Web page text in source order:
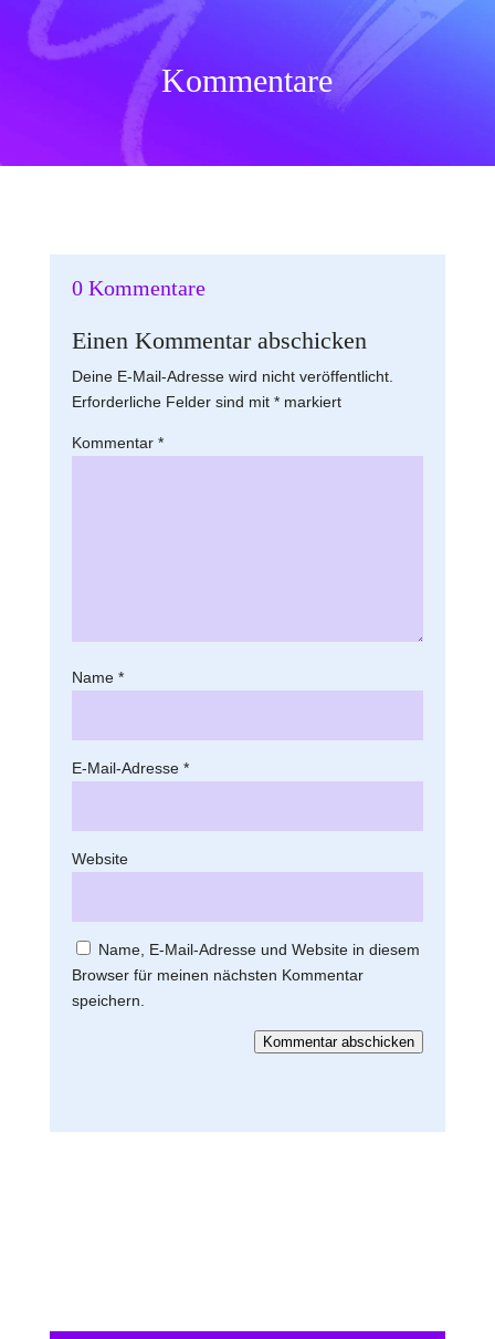
Kommentare
0 Kommentare
Einen Kommentar abschicken
Deine E-Mail-Adresse wird nicht veröffentlicht.
Erforderliche Felder sind mit *markiert
Kommentar *
Name *
E-Mail-Adresse *
Website
Name, E-Mail-Adresse und Website in diesem
Browser für meinen nächsten Kommentar
speichern.
Kommentar abschicken